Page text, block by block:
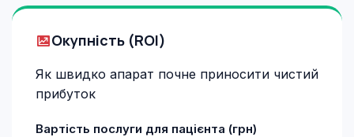
Окупність (ROI)
Як швидко апарат почне приносити чистий
прибуток
Вартість послуги для пацієнта (грн)